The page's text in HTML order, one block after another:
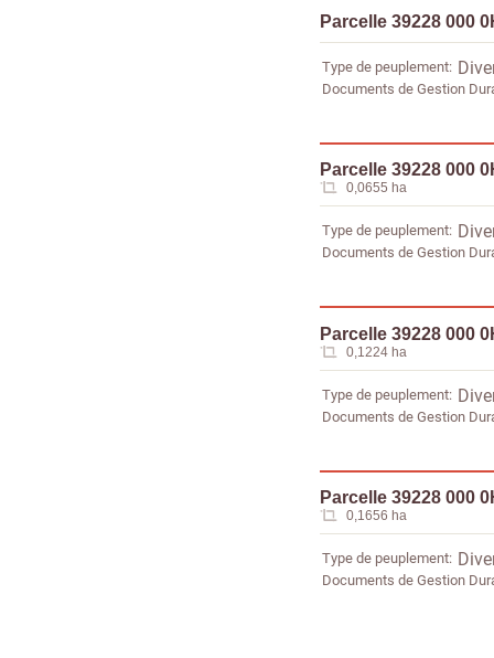
Parcelle 39228 000
Type de peuplement
Documents de Gestion
Parcelle 39228 000
0,0655 ha
Type de peuplement
Documents de Gestion
Parcelle 39228 000
0,1224 ha
Type de peuplement
Documents de Gestion
Parcelle 39228 000
0,1656 ha
Type de peuplement
Documents de Gestion